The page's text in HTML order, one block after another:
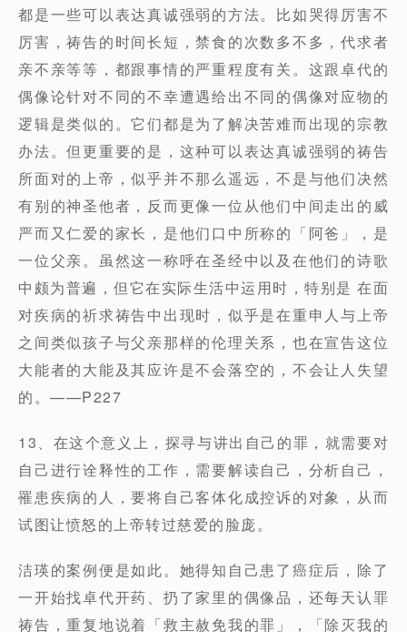
都是一些可以表达真诚强弱的方法。比如哭得厉害不
厉害，祷告的时间长短，禁食的次数多不多，代求者
亲不亲等等，都跟事情的严重程度有关。这跟卓代的
偶像论针对不同的不幸遭遇给出不同的偶像对应物的
逻辑是类似的。它们都是为了解决苦难而出现的宗教
办法。但更重要的是，这种可以表达真诚强弱的祷告
所面对的上帝，似乎并不那么遥远，不是与他们决然
有别的神圣他者，反而更像一位从他们中间走出的威
严而又仁爱的家长，是他们口中所称的「阿爸」，是
一位父亲。虽然这一称呼在圣经中以及在他们的诗歌
中颇为普遍，但它在实际生活中运用时，特别是 在面
对疾病的祈求祷告中出现时，似乎是在重申人与上帝
之间类似孩子与父亲那样的伦理关系，也在宣告这位
大能者的大能及其应许是不会落空的，不会让人失望
的。——P227
13、在这个意义上，探寻与讲出自己的罪，就需要对
自己进行诠释性的工作，需要解读自己，分析自己，
罹患疾病的人，要将自己客体化成控诉的对象，从而
试图让愤怒的上帝转过慈爱的脸庞。
洁瑛的案例便是如此。她得知自己患了癌症后，除了
一开始找卓代开药、扔了家里的偶像品，还每天认罪
祷告，重复地说着「救主赦免我的罪」，「除灭我的